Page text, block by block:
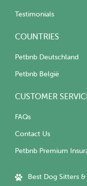
Testimonials
COUNTRIES
Petbnb Deutschland
Petbnb België
CUSTOMER
FAQs
Contact Us
Petbnb Premium
Best Dog Sitters